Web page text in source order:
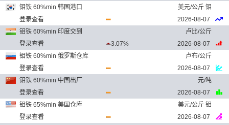
钼铁 60%min 韩国港口
美元/公斤 钼
登录查看
2026-08-07
钼铁 60%min 印度交到
卢比/公斤
登录查看
3.07%
2026-08-07
钼铁 60%min 俄罗斯仓库
卢布/公斤
登录查看
2026-08-07
钼铁 60%min 中国出厂
元/吨
登录查看
2026-08-07
钼铁 65%min 美国仓库
美元/公斤 钼
登录查看
2026-08-07